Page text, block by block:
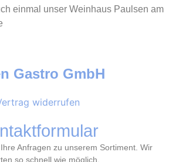
einmal unser Weinhaus Paulsen am
Gastro GmbH
widerrufen
Anfragen zu unserem Sortiment. Wir
so schnell wie möglich.